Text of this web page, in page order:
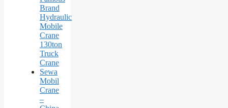
Brand
Hydraulic
Mobile
Crane
130ton
Truck
Crane
Sewa
Mobil
Crane
–